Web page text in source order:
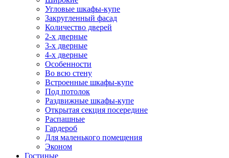
Угловые шкафы-купе
Закругленный фасад
Количество дверей
2-х дверные
3-х дверные
4-х дверные
Особенности
Во всю стену
Встроенные шкафы-купе
Под потолок
Раздвижные шкафы-купе
Открытая секция посередине
Распашные
Гардероб
Для маленького помещения
Эконом
Гостиные